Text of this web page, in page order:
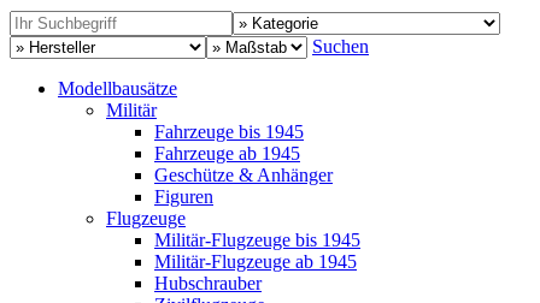
Suchen
Modellbausätze
Militär
Fahrzeuge bis 1945
Fahrzeuge ab 1945
Geschütze & Anhänger
Figuren
Flugzeuge
Militär-Flugzeuge bis 1945
Militär-Flugzeuge ab 1945
Hubschrauber